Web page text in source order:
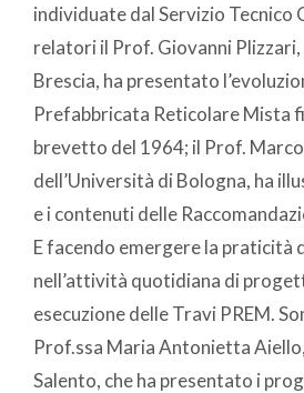
individuate dal Servizio Tecnico
relatori il Prof. Giovanni Plizzari,
Brescia, ha presentato
Prefabbricata Reticolare Mista
brevetto del 1964; il Prof. Marco
dell’Università di Bologna, ha
e i contenuti delle
E facendo emergere la praticità
nell’attività quotidiana di
esecuzione delle Travi PREM.
Prof.ssa Maria Antonietta
Salento, che ha presentato i